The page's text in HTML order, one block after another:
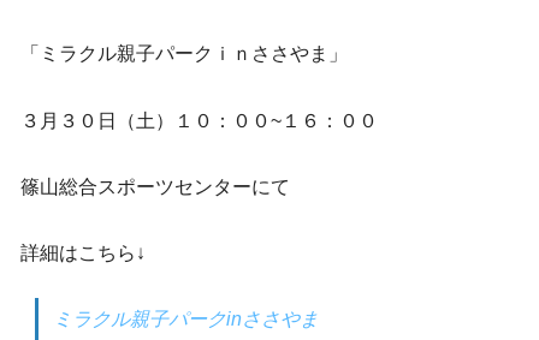
「ミラクル親子パークｉｎささやま」
３月３０日（土）１０：００~１６：００
篠山総合スポーツセンターにて
詳細はこちら↓
ミラクル親子パークinささやま